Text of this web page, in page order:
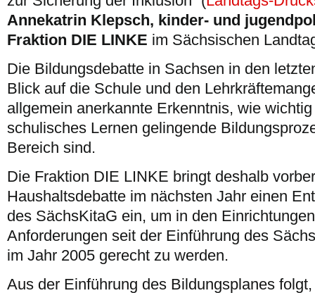
Annekatrin Klepsch, kinder- und
Fraktion DIE LINKE im Sächsischen
Die Bildungsdebatte in Sachsen in den
Blick auf die Schule und den
allgemein anerkannte Erkenntnis, wie
schulisches Lernen gelingende
Bereich sind.
Die Fraktion DIE LINKE bringt deshalb
Haushaltsdebatte im nächsten Jahr einen
des SächsKitaG ein, um in den
Anforderungen seit der Einführung des
im Jahr 2005 gerecht zu werden.
Aus der Einführung des Bildungsplanes